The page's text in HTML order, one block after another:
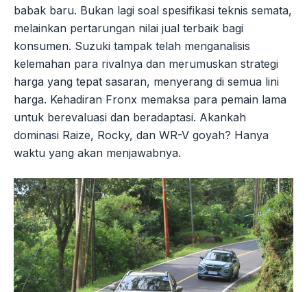
babak baru. Bukan lagi soal spesifikasi teknis semata,
melainkan pertarungan nilai jual terbaik bagi
konsumen. Suzuki tampak telah menganalisis
kelemahan para rivalnya dan merumuskan strategi
harga yang tepat sasaran, menyerang di semua lini
harga. Kehadiran Fronx memaksa para pemain lama
untuk berevaluasi dan beradaptasi. Akankah
dominasi Raize, Rocky, dan WR-V goyah? Hanya
waktu yang akan menjawabnya.